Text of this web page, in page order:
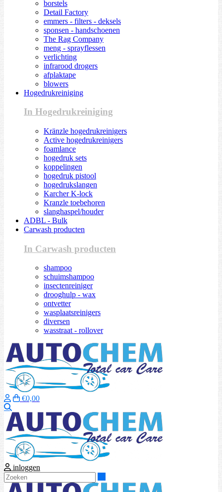
borstels
Detail Factory
emmers - filters - deksels
sponsen - handschoenen
The Rag Company
meng - sprayflessen
verlichting
infrarood drogers
afplaktape
blowers
Hogedrukreiniging
In Hogedrukreiniging
Kränzle hogedrukreinigers
Active hogedrukreinigers
foamlance
hogedruk sets
koppelingen
hogedruk pistool
hogedrukslangen
Karcher K-lock
Kranzle toebehoren
slanghaspel/houder
ADBL - Bulk
Carwash producten
In Carwash producten
shampoo
schuimshampoo
insectenreiniger
drooghulp - wax
ontvetter
wasplaatsreinigers
diversen
wasstraat - rollover
€0,00
inloggen